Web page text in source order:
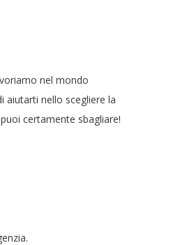
nel mondo
aiutarti nello scegliere la
certamente sbagliare!